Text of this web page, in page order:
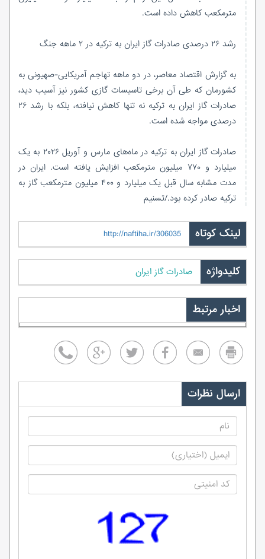
مترمکعب کاهش داده است.
رشد ۲۶ درصدی صادرات گاز ایران به ترکیه در ۲ ماهه جنگ
به گزارش اقتصاد معاصر، در دو ماهه تهاجم آمریکایی-صهیونی به
کشورمان که طی آن برخی تاسیسات گازی کشور نیز آسیب دید،
صادرات گاز ایران به ترکیه نه تنها کاهش نیافته، بلکه با رشد ۲۶
درصدی مواجه شده است.
صادرات گاز ایران به ترکیه در ماه‌های مارس و آوریل ۲۰۲۶ به یک
میلیارد و ۷۷۰ میلیون مترمکعب افزایش یافته است. ایران در
مدت مشابه سال قبل یک میلیارد و ۴۰۰ میلیون مترمکعب گاز به
ترکیه صادر کرده بود./تسنیم
لینک کوتاه http://naftiha.ir/306035
کلیدواژه صادرات گاز ایران
اخبار مرتبط
ارسال نظرات